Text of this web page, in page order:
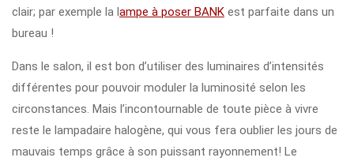
clair; par exemple la lampe à poser BANK est parfaite dans un
bureau !
Dans le salon, il est bon d’utiliser des luminaires d’intensités
différentes pour pouvoir moduler la luminosité selon les
circonstances. Mais l’incontournable de toute pièce à vivre
reste le lampadaire halogène, qui vous fera oublier les jours de
mauvais temps grâce à son puissant rayonnement! Le